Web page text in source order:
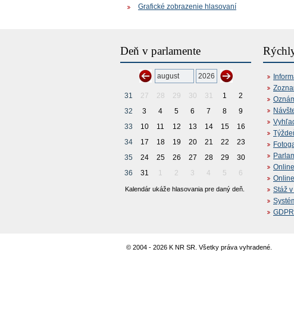
Grafické zobrazenie hlasovaní
Deň v parlamente
31 27 28 29 30 31 1
2
32
3 4 5 6 7 8
9
33
10 11 12 13 14 15
16
34
17 18 19 20 21 22
23
35
24 25 26 27 28 29
30
36
31 1 2 3 4 5 6
Kalendár ukáže hlasovania pre daný deň.
Stáž
© 2004 - 2026 K NR SR. Všetky práva vyhradené.